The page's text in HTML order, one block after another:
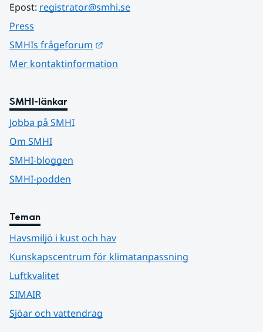
Epost: registrator@smhi.se
Press
SMHIs frågeforum
Mer kontaktinformation
SMHI-länkar
Jobba på SMHI
Om SMHI
SMHI-bloggen
SMHI-podden
Teman
Havsmiljö i kust och hav
Kunskapscentrum för klimatanpassning
Luftkvalitet
SIMAIR
Sjöar och vattendrag